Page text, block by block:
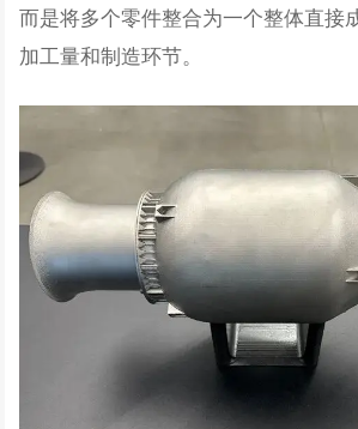
而是将多个零件整合为一个整体直接
加工量和制造环节。